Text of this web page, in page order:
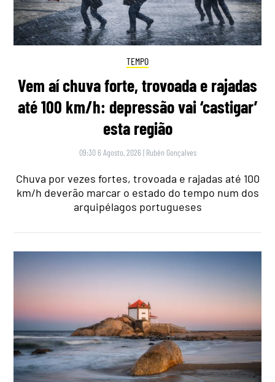
TEMPO
Vem aí chuva forte, trovoada e rajadas
até 100 km/h: depressão vai ‘castigar’
esta região
09:30 6 Agosto, 2026 | Rubén Gonçalves
Chuva por vezes fortes, trovoada e rajadas até 100
km/h deverão marcar o estado do tempo num dos
arquipélagos portugueses